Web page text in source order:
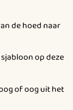
de hoed naar
op deze
of oog uit het